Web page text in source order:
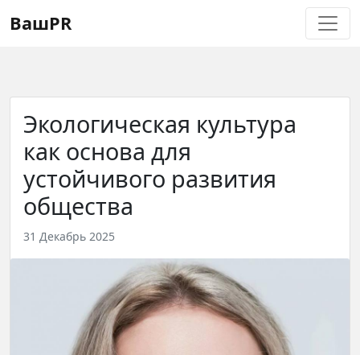
Регистрация
ВашPR
Экологическая культура
как основа для
устойчивого развития
общества
31 Декабрь 2025